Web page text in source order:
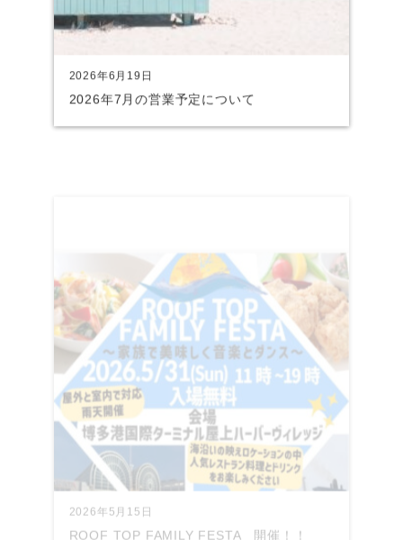
2026年7月の営業予定について
2026年5月15日
ROOF TOP FAMILY FESTA 開催！！